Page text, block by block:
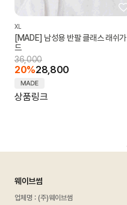
XL
[MADE] 남성용 반팔 클래스 래쉬가
드
36,000
20%28,800
상품링크
웨이브썸
업체명 : (주)웨이브썸